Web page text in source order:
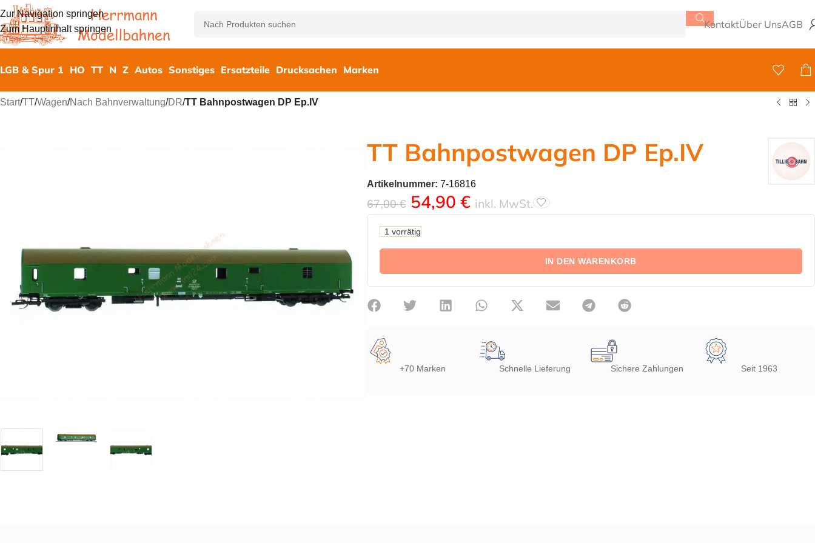
Zur Navigation springen
Zum Hauptinhalt springen
KontaktÜber UnsAGB
LGB & Spur 1 HO TT N Z Autos Sonstiges Ersatzteile Drucksachen Marken
Start/TT/Wagen/Nach Bahnverwaltung/DR/TT Bahnpostwagen DP Ep.IV
TT Bahnpostwagen DP Ep.IV
Artikelnummer: 7-16816
67,00€ 54,90 € inkl. MwSt.
1 vorrätig
IN DEN WARENKORB
+70 Marken Schnelle Lieferung Sichere Zahlungen Seit 1963